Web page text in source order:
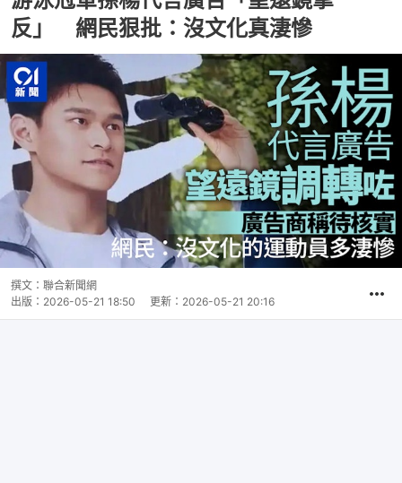
反」 網民狠批：沒文化真淒慘
撰文： 聯合新聞網
出版： 2026-05-21 18:50 更新： 2026-05-21 20:16